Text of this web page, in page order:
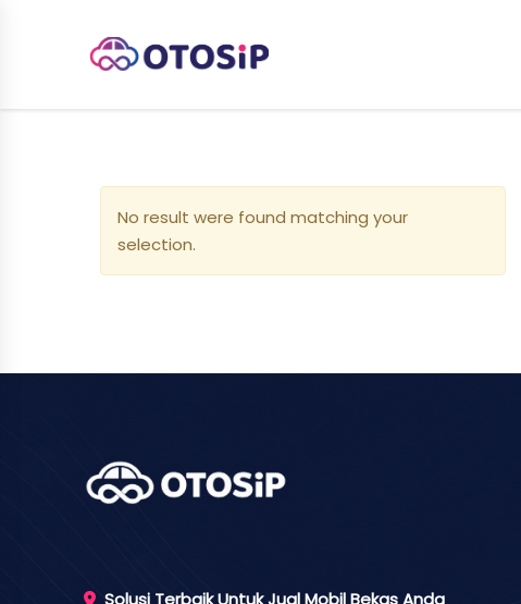
No result were found matching your
selection.
Solusi Terbaik Untuk Jual Mobil Bekas Anda